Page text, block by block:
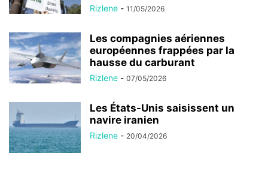
Rizlene - 11/05/2026
Les compagnies aériennes
européennes frappées par la
hausse du carburant
Rizlene - 07/05/2026
Les États-Unis saisissent un
navire iranien
Rizlene - 20/04/2026